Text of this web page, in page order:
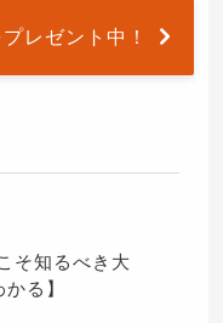
レゼント中！
そ知るべき大
る】